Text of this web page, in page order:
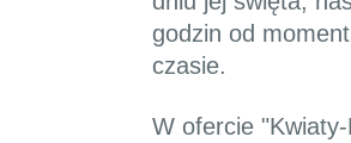
godzin od
czasie.
W ofercie